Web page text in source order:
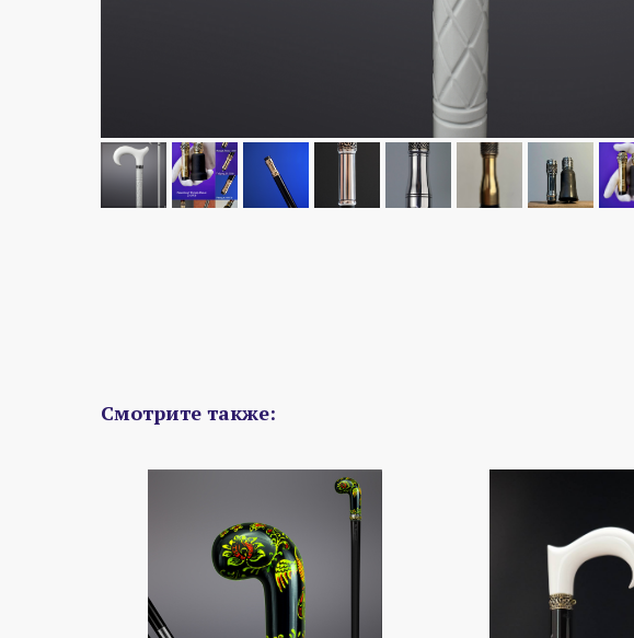
Смотрите также: